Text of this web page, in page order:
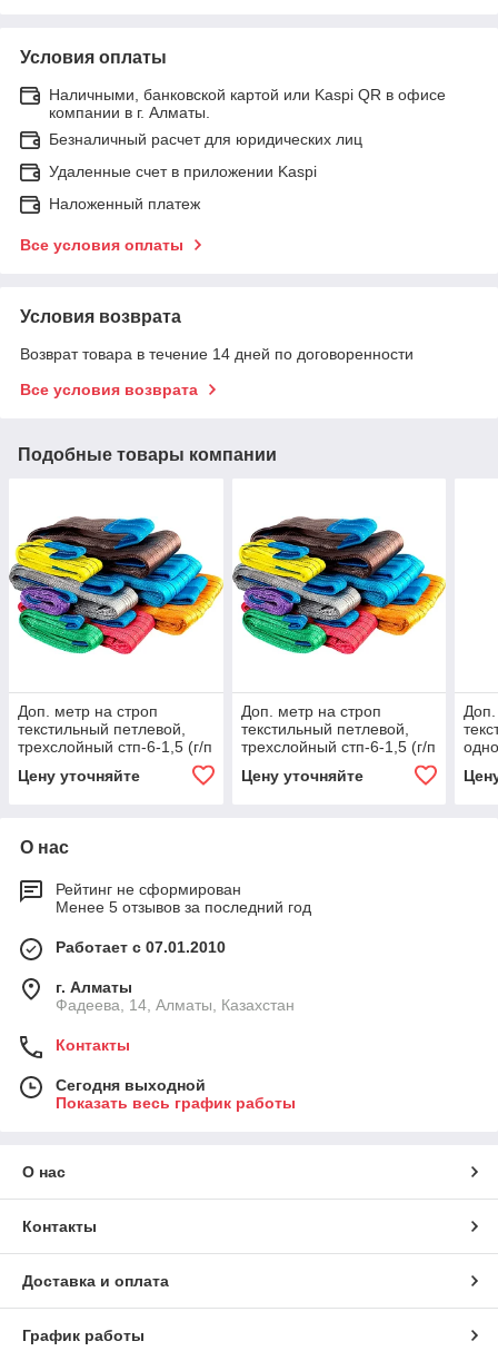
Условия оплаты
Наличными, банковской картой или Kaspi QR в офисе
компании в г. Алматы.
Безналичный расчет для юридических лиц
Удаленные счет в приложении Kaspi
Наложенный платеж
Все условия оплаты
Условия возврата
Возврат товара в течение 14 дней по договоренности
Все условия возврата
Подобные товары компании
Доп. метр на строп
текстильный петлевой,
трехслойный стп-6-1,5 (г/п
1,5 тн, мин. длина 1 м) 3,
1500
Цену уточняйте
Доп. метр на строп
текстильный петлевой,
трехслойный стп-6-1,5 (г/п
4.5, 1500
Цену уточняйте
Доп.
1.5,
О нас
Рейтинг не сформирован
Менее 5 отзывов за последний год
Работает с 07.01.2010
г. Алматы
Фадеева, 14, Алматы, Казахстан
Контакты
Сегодня выходной
Показать весь график работы
О нас
Контакты
Доставка и оплата
График работы